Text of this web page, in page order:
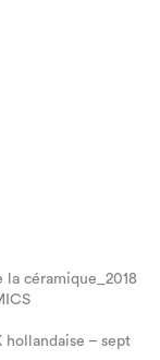
la céramique_2018
hollandaise – sept